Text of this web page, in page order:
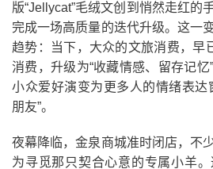
版“Jellycat”毛绒文创到悄然走红的
完成一场高质量的迭代升级。这一
趋势：当下，大众的文旅消费，早
消费，升级为“收藏情感、留存记
小众爱好演变为更多人的情绪表达
朋友”。
夜幕降临，金泉商城准时闭店，不
为寻觅那只契合心意的专属小羊